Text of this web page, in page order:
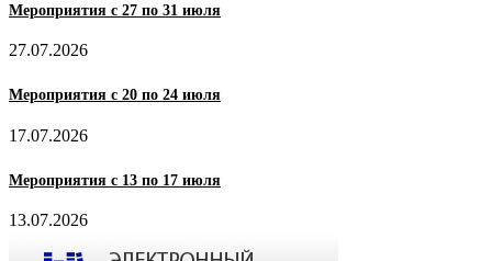
Мероприятия с 27 по 31 июля
27.07.2026
Мероприятия с 20 по 24 июля
17.07.2026
Мероприятия с 13 по 17 июля
13.07.2026